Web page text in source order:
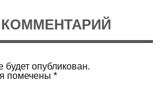
опубликован.
помечены *